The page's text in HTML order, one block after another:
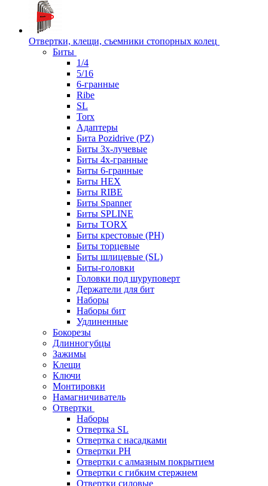
Отвертки, клещи, съемники стопорных колец
Биты
1/4
5/16
6-гранные
Ribe
SL
Torx
Адаптеры
Бита Pozidrive (PZ)
Биты 3х-лучевые
Биты 4х-гранные
Биты 6-гранные
Биты HEX
Биты RIBE
Биты Spanner
Биты SPLINE
Биты TORX
Биты крестовые (PH)
Биты торцевые
Биты шлицевые (SL)
Биты-головки
Головки под шуруповерт
Держатели для бит
Наборы
Наборы бит
Удлиненные
Бокорезы
Длинногубцы
Зажимы
Клещи
Ключи
Монтировки
Намагничиватель
Отвертки
Наборы
Отвертка SL
Отвертка с насадками
Отвертки PH
Отвертки с алмазным покрытием
Отвертки с гибким стержнем
Отвертки силовые